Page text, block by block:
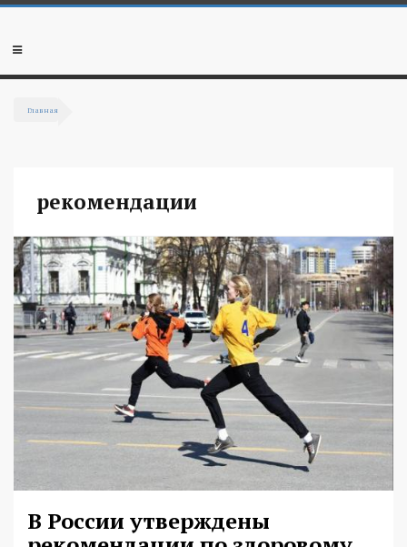
Перейти к основному содержанию
Мобильное
Главная
рекомендации
В России утверждены